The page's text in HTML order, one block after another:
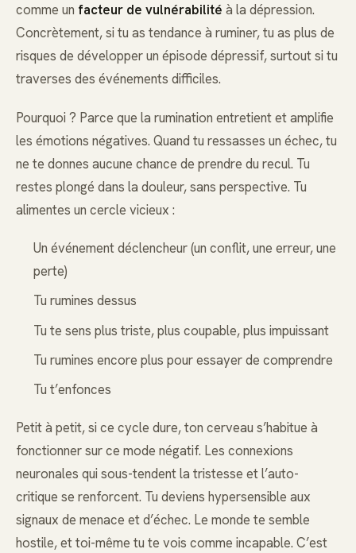
comme un facteur de vulnérabilité à la dépression.
Concrètement, si tu as tendance à ruminer, tu as plus de
risques de développer un épisode dépressif, surtout si tu
traverses des événements difficiles.
Pourquoi ? Parce que la rumination entretient et amplifie
les émotions négatives. Quand tu ressasses un échec, tu
ne te donnes aucune chance de prendre du recul. Tu
restes plongé dans la douleur, sans perspective. Tu
alimentes un cercle vicieux :
Un événement déclencheur (un conflit, une erreur, une
perte)
Tu rumines dessus
Tu te sens plus triste, plus coupable, plus impuissant
Tu rumines encore plus pour essayer de comprendre
Tu t’enfonces
Petit à petit, si ce cycle dure, ton cerveau s’habitue à
fonctionner sur ce mode négatif. Les connexions
neuronales qui sous-tendent la tristesse et l’auto-
critique se renforcent. Tu deviens hypersensible aux
signaux de menace et d’échec. Le monde te semble
hostile, et toi-même tu te vois comme incapable. C’est